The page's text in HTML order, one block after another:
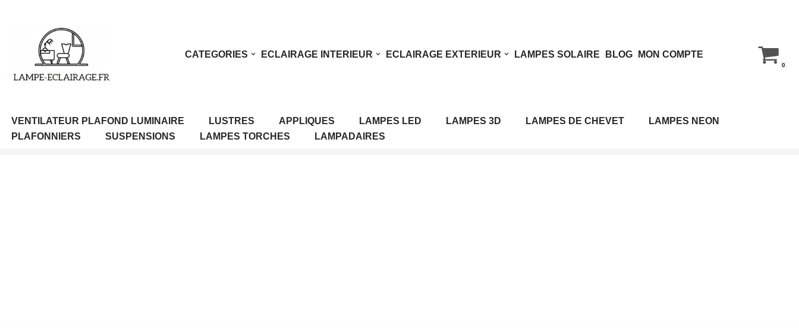
contenu
CATEGORIES ECLAIRAGE INTERIEUR ECLAIRAGE EXTERIEUR LAMPES SOLAIRE BLOG MON COMPTE
0
VENTILATEUR PLAFOND LUMINAIRE LUSTRES APPLIQUES LAMPES LED LAMPES 3D LAMPES DE CHEVET
LAMPES NEON
PLAFONNIERS
SUSPENSIONS LAMPES TORCHES LAMPADAIRES